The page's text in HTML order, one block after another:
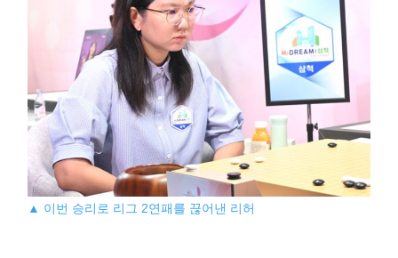
▲ 이번 승리로 리그 2연패를 끊어낸 리허